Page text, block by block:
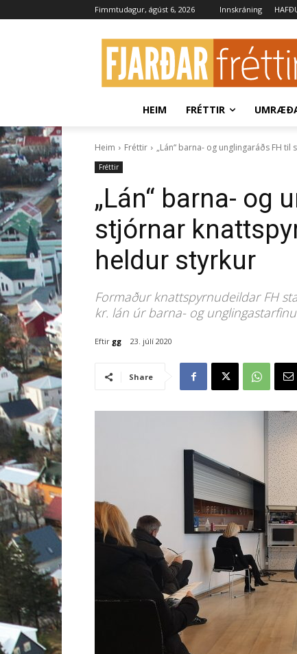
Fimmtudagur, ágúst 6, 2026 Innskráning
HEIM FRÉTTIR
Heim Fréttir „Lán“ barna- og unglingaráðs FH
Fréttir
„Lán“ barna- og
stjórnar
heldur styrkur
Formaður knattspyrnudeildar FH
kr. lán úr barna- og
Eftir gg 23. júlí 2020
Share